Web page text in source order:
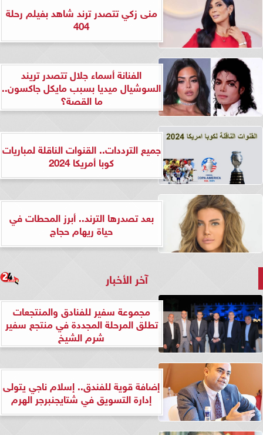
منى زكي تتصدر ترند شاهد بفيلم رحلة
404
الفنانة أسماء جلال تتصدر تريند
السوشيال ميديا بسبب مايكل جاكسون..
ما القصة؟
جميع الترددات.. القنوات الناقلة لمباريات
كوبا أمريكا 2024
بعد تصدرها الترند.. أبرز المحطات في
حياة ريهام حجاج
آخر الأخبار
مجموعة سفير للفنادق والمنتجعات
تطلق المرحلة المجددة في منتجع سفير
شرم الشيخ
إضافة قوية للفندق.. إسلام ناجي يتولى
إدارة التسويق في شتايجنبرجر الهرم